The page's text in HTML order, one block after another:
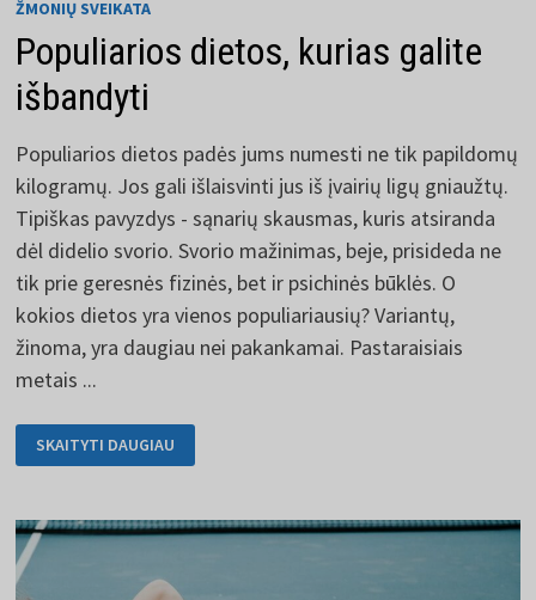
ŽMONIŲ SVEIKATA
Populiarios dietos, kurias galite
išbandyti
Populiarios dietos padės jums numesti ne tik papildomų
kilogramų. Jos gali išlaisvinti jus iš įvairių ligų gniaužtų.
Tipiškas pavyzdys - sąnarių skausmas, kuris atsiranda
dėl didelio svorio. Svorio mažinimas, beje, prisideda ne
tik prie geresnės fizinės, bet ir psichinės būklės. O
kokios dietos yra vienos populiariausių? Variantų,
žinoma, yra daugiau nei pakankamai. Pastaraisiais
metais ...
POPULIARIOS
DIETOS,
KURIAS
SKAITYTI DAUGIAU